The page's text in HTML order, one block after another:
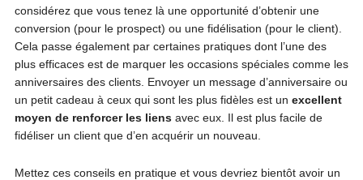
considérez que vous tenez là une opportunité d’obtenir une
conversion (pour le prospect) ou une fidélisation (pour le client).
Cela passe également par certaines pratiques dont l’une des
plus efficaces est de marquer les occasions spéciales comme les
anniversaires des clients. Envoyer un message d’anniversaire ou
un petit cadeau à ceux qui sont les plus fidèles est un excellent
moyen de renforcer les liensavec eux. Il est plus facile de
fidéliser un client que d’en acquérir un nouveau.
Mettez ces conseils en pratique et vous devriez bientôt avoir un